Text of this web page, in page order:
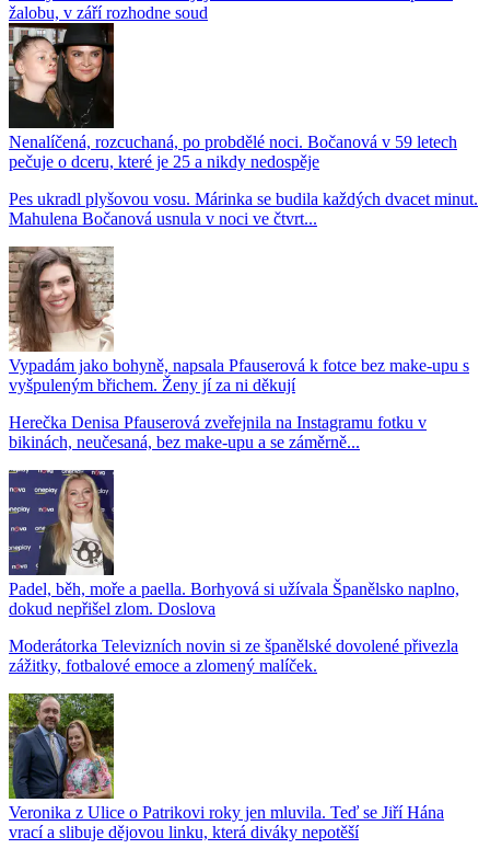
žalobu, v září rozhodne soud
Nenalíčená, rozcuchaná, po probdělé noci. Bočanová v 59 letech
pečuje o dceru, které je 25 a nikdy nedospěje
Pes ukradl plyšovou vosu. Márinka se budila každých dvacet minut.
Mahulena Bočanová usnula v noci ve čtvrt...
Vypadám jako bohyně, napsala Pfauserová k fotce bez make-upu s
vyšpuleným břichem. Ženy jí za ni děkují
Herečka Denisa Pfauserová zveřejnila na Instagramu fotku v
bikinách, neučesaná, bez make-upu a se záměrně...
Padel, běh, moře a paella. Borhyová si užívala Španělsko naplno,
dokud nepřišel zlom. Doslova
Moderátorka Televizních novin si ze španělské dovolené přivezla
zážitky, fotbalové emoce a zlomený malíček.
Veronika z Ulice o Patrikovi roky jen mluvila. Teď se Jiří Hána
vrací a slibuje dějovou linku, která diváky nepotěší